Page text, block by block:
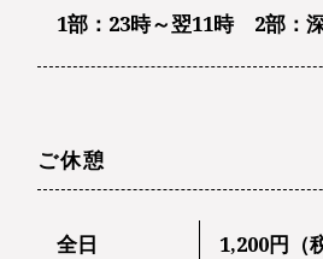
1部：23時～翌11時 2部：
ご休憩
全日
1,200円（